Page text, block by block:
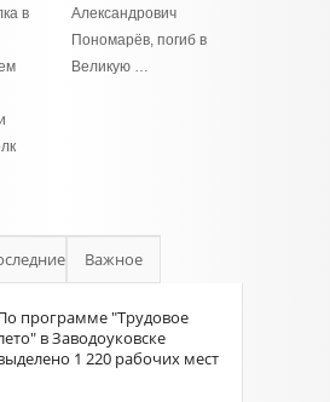
в
Александрович
Пономарёв, погиб в
Великую …
Важное
программе "Трудовое
в Заводоуковске
1 220 рабочих мест